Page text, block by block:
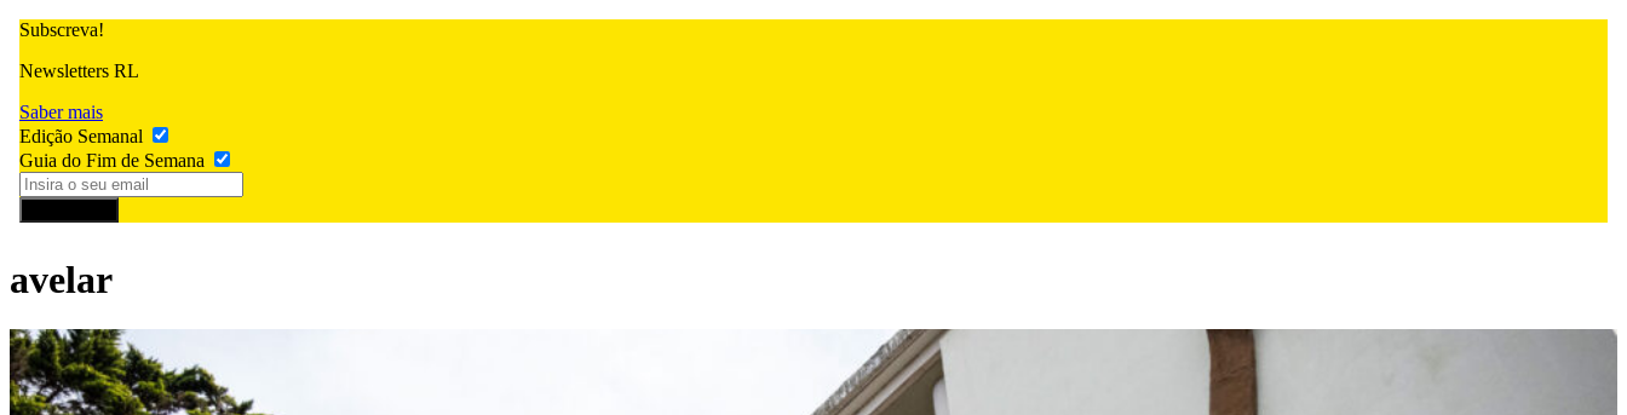
Subscreva!
Newsletters RL
Saber mais
Edição Semanal
Guia do Fim de Semana
avelar